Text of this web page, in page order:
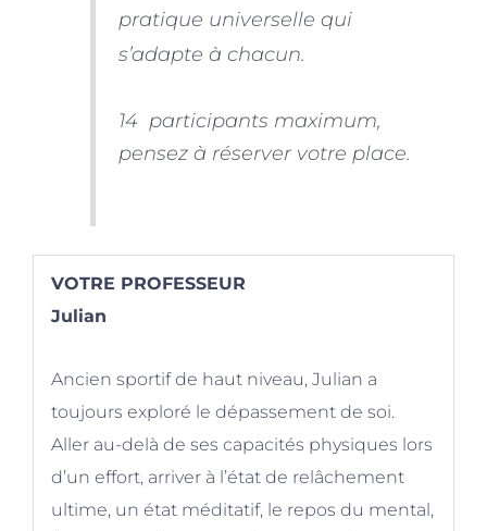
pratique universelle qui
s’adapte à chacun.
14 participants maximum,
pensez à réserver votre place.
VOTRE PROFESSEUR
Julian
Ancien sportif de haut niveau, Julian a
toujours exploré le dépassement de soi.
Aller au-delà de ses capacités physiques lors
d’un effort, arriver à l’état de relâchement
ultime, un état méditatif, le repos du mental,